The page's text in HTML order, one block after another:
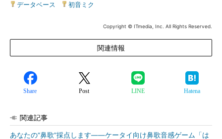
データベース 初音ミク
Copyright © ITmedia, Inc. All Rights Reserved.
関連情報
Share Post LINE Hatena
関連記事
あなたの“鼻歌”採点します――ケータイ向け鼻歌音感ゲーム「は